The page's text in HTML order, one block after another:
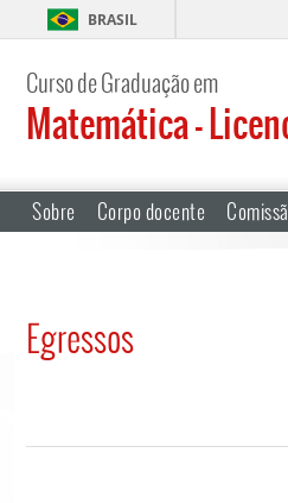
BRASIL
Curso de Graduação em
Matemática –
Sobre Corpo docente
Egressos